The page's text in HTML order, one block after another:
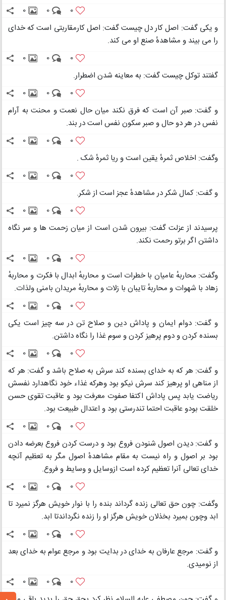
0
0
0
و یکی گفت: اصل کار دل چیست گفت: اصل کارمقاربتی است که خدای
را می بیند و مشاهدهٔ صنع او می کند.
0
0
0
گفتند توکل چیست گفت: به معاینه شدن اضطرار.
0
0
0
و گفت: صبر آن است که فرق نکند میان حال نعمت و محنت به آرام
نفس در هر دو حال و صبر سکون نفس است در بند.
0
0
0
وگفت: اخلاص ثمرهٔ یقین است و ریا ثمرهٔ شک .
0
0
0
و گفت: کمال شکر در مشاهدهٔ عجز است از شکر.
0
0
0
پرسیدند از عزلت گفت: بیرون شدن است از میان زحمت ها و سر نگاه
داشتن اگر برتو رحمت نکند.
0
0
0
وگفت: محاربهٔ عامیان با خطرات است و محاربهٔ ابدال با فکرت و محاربهٔ
زهاد با شهوات و محاربهٔ تایبان با زلات و محاربهٔ مریدان بامنی ولذات.
0
0
0
و گفت: دوام ایمان و پاداش دین و صلاح تن در سه چیز است یکی
بسنده کردن و دوم پرهیز کردن و سوم غذا را نگاه داشتن.
0
0
0
و گفت: هر که به خدای بسنده کند سرش به صلاح باشد و گفت: هر که
از مناهی او پرهیز کند سرش نیکو بود وهرکه غذاء خود نگاهدارد نفسش
ریاضت یابد پس پاداش اکتفا صفوت معرفت بود و عاقبت تقوی حسن
خلقت بودو عاقبت احتما تندرستی بود و اعتدال طبیعت بود.
0
0
0
و گفت: دیدن اصول شنودن فروع بود و درست کردن فروع بعرضه دادن
بود بر اصول و راه نیست به مقام مشاهدهٔ اصول مگر به تعظیم آنچه
خدای تعالی آنرا تعظیم کرده است ازوسایل و وسایط و فروع.
0
0
0
وگفت: چون حق تعالی زنده گرداند بنده را با نوار خویش هرگز نمیرد تا
ابد وچون بمیرد بخذلان خویش هرگز او را زنده نگرداندتا ابد.
0
0
0
و گفت: مرجع عارفان به خدای در بدایت بود و مرجع عوام به خدای بعد
از نومیدی.
0
0
0